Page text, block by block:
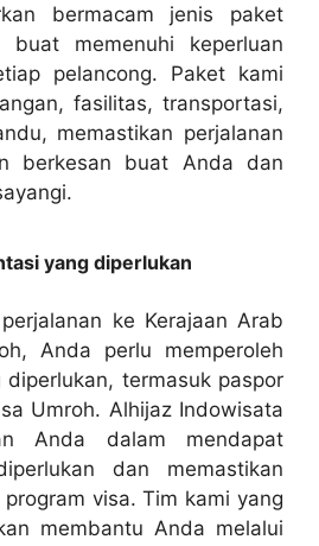
bermacam jenis paket
buat memenuhi keperluan
pelancong. Paket kami
fasilitas, transportasi,
memastikan perjalanan
berkesan buat Anda dan
yang diperlukan
ke Kerajaan Arab
Anda perlu memperoleh
termasuk paspor
Umroh. Alhijaz Indowisata
Anda dalam mendapat
dan memastikan
visa. Tim kami yang
membantu Anda melalui